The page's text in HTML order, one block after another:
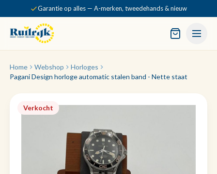
Garantie op alles — A-merken, tweedehands & nieuw
Home Webshop
Horloges
Pagani Design horloge automatic stalen band - Nette staat
Verkocht